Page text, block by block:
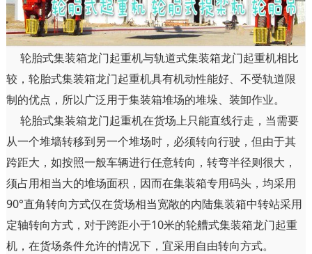
轮胎式集装箱龙门起重机与轨道式集装箱龙门起重机相比
较，轮胎式集装箱龙门起重机具有机动性能好、不受轨道限
制的优点，所以广泛用于集装箱堆场的堆垛、装卸作业。
轮胎式集装箱龙门起重机在货场上只能直线行走，当需要
从一个堆墙转移到另一个堆场时，必须转向行驶，但由于其
跨距大，如按照一般车辆进行任意转向，转弯半径则很大，
须占用相当大的堆场面积，因而在集装箱专用码头，均采用
90°直角转向方式仅在货场相当宽敞的内陆集装箱中转站采用
定轴转向方式，对于跨距小于10米的轮艚式集装箱龙门起重
机，在货场条件允许的情况下，宜采用自由转向方式。